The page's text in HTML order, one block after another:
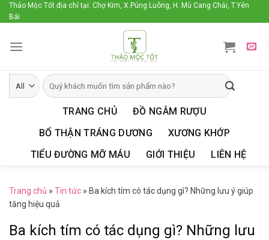
Skip
to
Thảo Mộc Tốt địa chỉ tại: Chợ Kim, X.Púng Luông, H. Mù Cang Chải, T.Yên
Bái
TRANG CHỦ
ĐỒ NGÂM RƯỢU
BỔ THẬN TRÁNG DƯƠNG
XƯƠNG KHỚP
TIỂU ĐƯỜNG MỠ MÁU
GIỚI THIỆU LIÊN HỆ
Trang chủ » Tin tức » Ba kích tím có tác dụng gì? Những lưu ý giúp
tăng hiệu quả
Ba kích tím có tác dụng gì? Những lưu